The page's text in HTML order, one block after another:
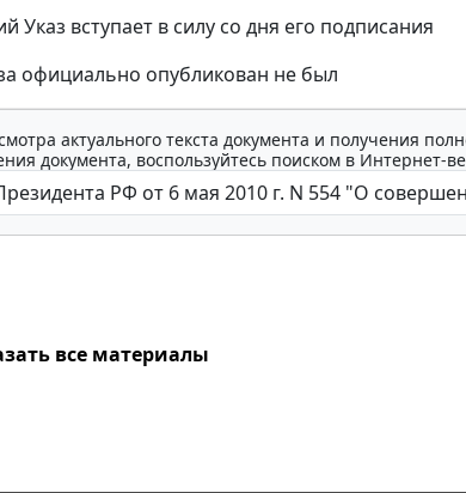
Указ вступает в силу со дня его подписания
официально опубликован не был
актуального текста документа и получения
документа, воспользуйтесь поиском в Интернет-
все материалы